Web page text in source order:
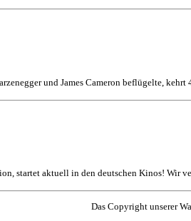
und James Cameron beflügelte,
startet aktuell in den deutschen Kinos! Wir
Das Copyright unserer